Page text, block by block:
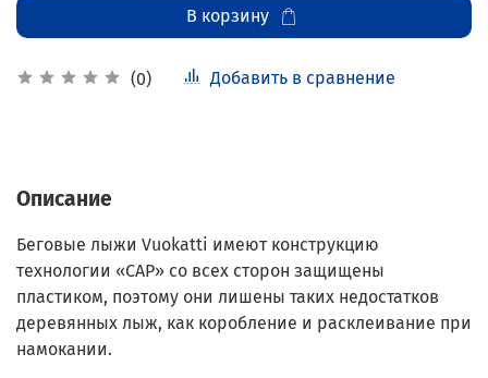
(0) Добавить в сравнение
В корзину
Описание
Беговые лыжи Vuokatti имеют конструкцию
технологии «САР» со всех сторон защищены
пластиком, поэтому они лишены таких недостатков
деревянных лыж, как коробление и расклеивание при
намокании.